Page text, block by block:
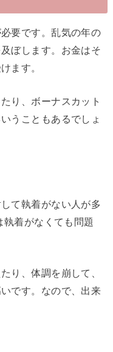
要です。乱気の年の
ぼします。お金はそ
ます。
り、ボーナスカット
うこともあるでしょ
て執着がない人が多
着がなくても問題
り、体調を崩して、
です。なので、出来